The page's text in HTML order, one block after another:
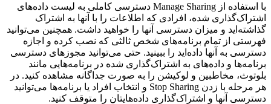
با استفاده از Manage Sharing دسترسی کاملی به لیست داده‌های
اشتراک‌‌گذاری شده، افرادی که اطلاعات را با آنها به اشتراک
گذاشته‌اید و میزان دسترسی آنها را خواهید داشت. همچنین می‌توانید
فهرستی از تمام برنامه‌های شخص ثالثی که نصب کرده و اجازه
دسترسی به آنها داده‎‌اید را ببینید. حتی می‌توانید مجوزهای دسترسی
برنامه‌ها و داده‌های به اشتراک‌گذاری شده در برنامه‌هایی مانند
بلوتوث، مخاطبین و لوکیشن را به صورت جداگانه مشاهده کنید. در
هر مرحله با زدن Stop Sharing و انتخاب افراد یا برنامه‌ها می‌توانید
دسترسی آنها و اشتراک‌گذاری داده‌هایتان را متوقف کنید.